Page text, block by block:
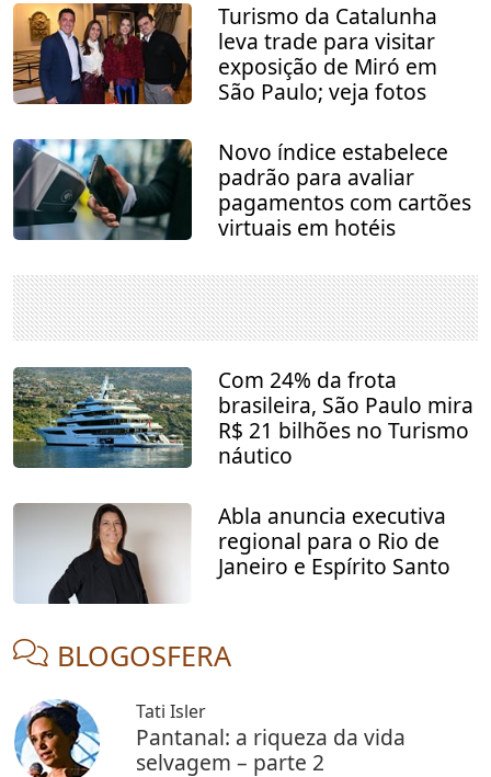
Turismo da Catalunha
leva trade para visitar
exposição de Miró em
São Paulo; veja fotos
Novo índice estabelece
padrão para avaliar
pagamentos com cartões
virtuais em hotéis
Com 24% da frota
brasileira, São Paulo mira
R$ 21 bilhões no Turismo
náutico
Abla anuncia executiva
regional para o Rio de
Janeiro e Espírito Santo
BLOGOSFERA
Tati Isler
Pantanal: a riqueza da vida
selvagem – parte 2